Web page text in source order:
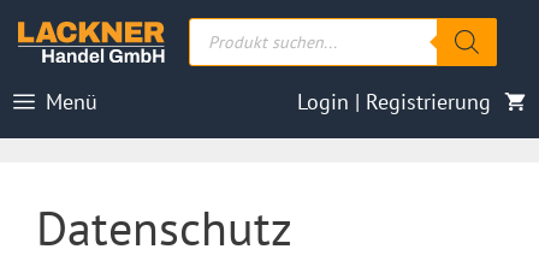
Inhalt
Products
search
Menü Login | Registrierung
Datenschutz